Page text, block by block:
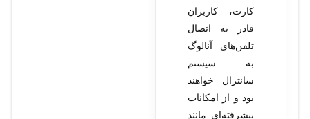
کارت، کاربران
قادر به اتصال
تلفن‌های آنالوگ
به سیستم
سانترال خواهند
بود و از امکانات
پیشرفته‌ای مانند